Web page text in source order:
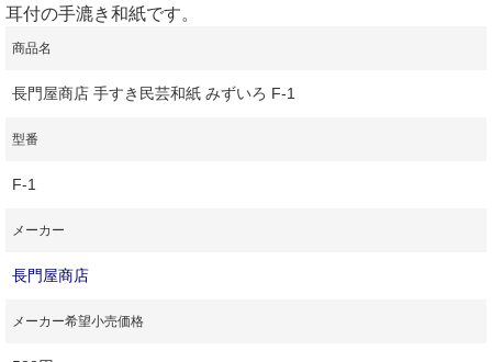
耳付の手漉き和紙です。
商品名
長門屋商店 手すき民芸和紙 みずいろ F-1
型番
F-1
メーカー
長門屋商店
メーカー希望小売価格